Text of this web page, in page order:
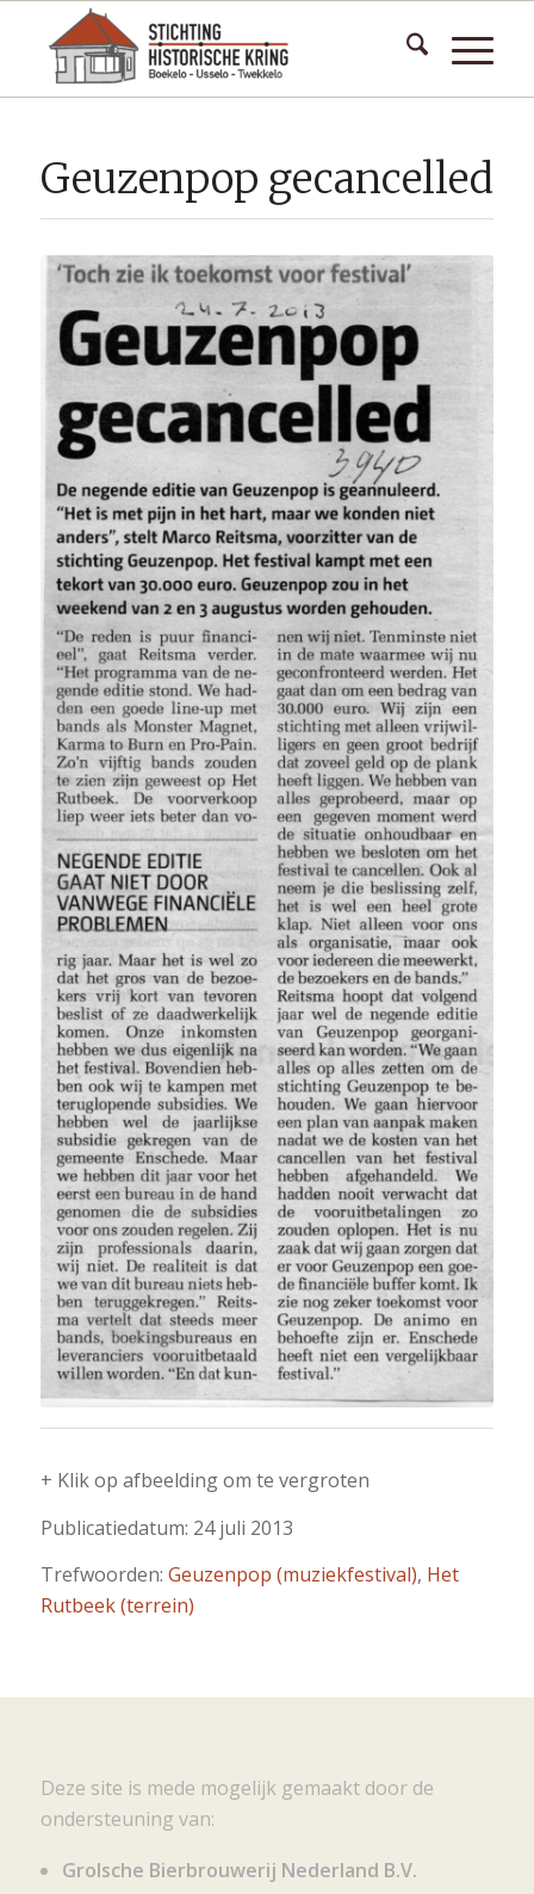
Geuzenpop gecancelled
+ Klik op afbeelding om te vergroten
Publicatiedatum: 24 juli 2013
Trefwoorden: Geuzenpop (muziekfestival), Het
Rutbeek (terrein)
Deze site is mede mogelijk gemaakt door de
ondersteuning van:
Grolsche Bierbrouwerij Nederland B.V.